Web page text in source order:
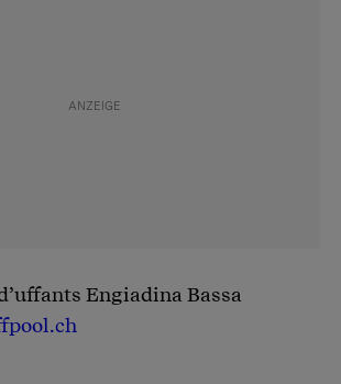
Engiadina Bassa